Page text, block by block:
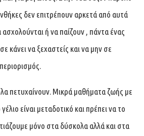
δεν επιτρέπουν αρκετά από αυτά
ασχολούνται ή να παίζουν , πάντα ένας
κάνει να ξεχαστείς και να μην σε
πετυχαίνουν. Μικρά μαθήματα ζωής με
είναι μεταδοτικό και πρέπει να το
μόνο στα δύσκολα αλλά και στα